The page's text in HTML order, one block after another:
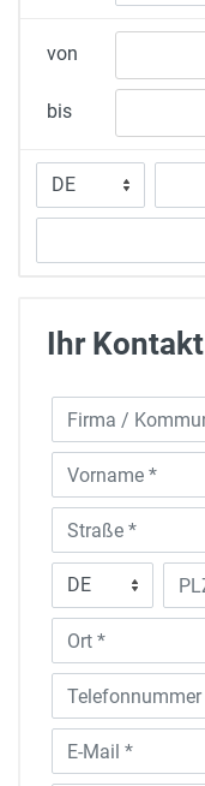
von
bis
Ihr Kontakt